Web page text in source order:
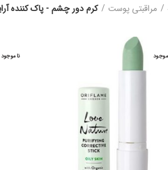
مراقبتی پوست کرم دور چشم - پاک کننده
ناموجود